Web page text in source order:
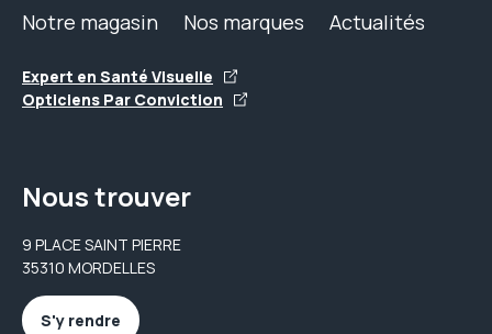
Notre magasin Nos marques Actualités
Expert en Santé Visuelle
Opticiens Par Conviction
Nous trouver
9 PLACE SAINT PIERRE
35310 MORDELLES
S'y rendre